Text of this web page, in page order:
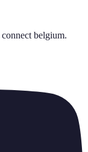
connect belgium.